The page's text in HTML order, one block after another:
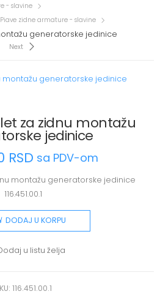
- slavine
zidne armature - slavine
generatorske jedinice
Next
za zidnu montažu
jedinice
RSD sa PDV-om
montažu generatorske jedinice
116.451.00.1
DODAJ U KORPU
u listu želja
116.451.00.1